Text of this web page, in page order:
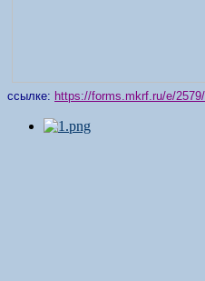
ссылке: https://forms.mkrf.ru/e/